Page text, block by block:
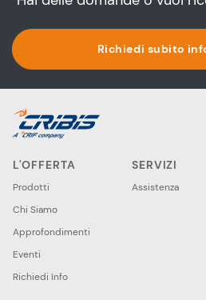
Richiedi subito
L'OFFERTA
Prodotti
Chi Siamo
Approfondimenti
Eventi
Richiedi Info
SERVIZI
Assistenza